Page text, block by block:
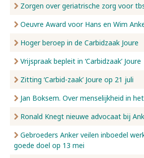
Zorgen over geriatrische zorg voor
Oeuvre Award voor Hans en Wim
Hoger beroep in de Carbidzaak Joure
Vrijspraak bepleit in ‘Carbidzaak’ Joure
Zitting ‘Carbid-zaak’ Joure op 21 juli
Jan Boksem. Over menselijkheid in
Ronald Knegt nieuwe advocaat bij
Gebroeders Anker veilen inboedel
goede doel op 13 mei